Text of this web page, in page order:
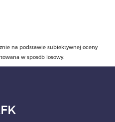
na podstawie subiektywnej oceny
w sposób losowy.